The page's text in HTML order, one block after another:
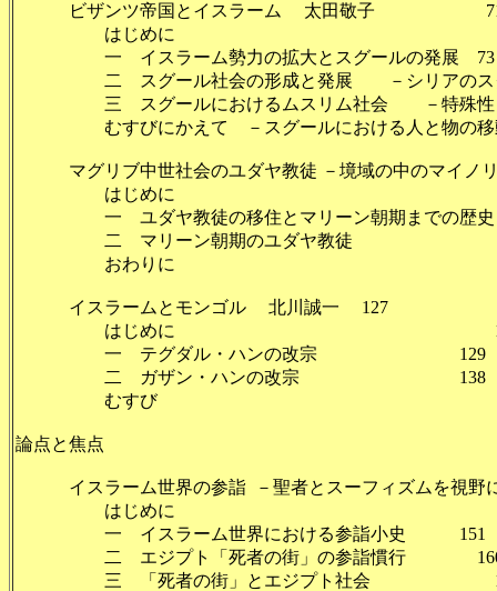
ビザンツ帝国とイスラーム 太田敬子
はじめに
一 イスラーム勢力の拡大とスグールの発展 73
二 スグール社会の形成と発展 －シリアのスグ
三 スグールにおけるムスリム社会 －特殊性
むすびにかえて －スグールにおける人
マグリブ中世社会のユダヤ教徒 －境域の中のマイノ
はじめに
一 ユダヤ教徒の移住とマリーン朝期までの歴
二 マリーン朝期のユダヤ教
おわりに
イスラームとモンゴル 北川誠一 127
はじめに
一 テグダル・ハンの改宗 129
二 ガザン・ハンの改宗 138
むすび
論点と焦点
イスラーム世界の参詣 －聖者とスーフィズムを
はじめに
一 イスラーム世界における参詣小史 151
二 エジプト「死者の街」の参詣慣行
三 「死者の街」とエジプト社会